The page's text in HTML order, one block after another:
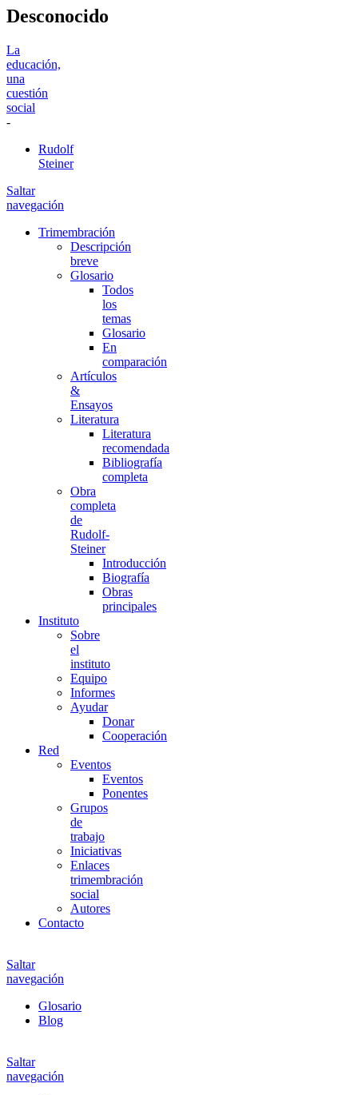
Desconocido
La
educación,
una
cuestión
social
-
Rudolf
Steiner
Saltar
navegación
Trimembración
Descripción
breve
Glosario
Todos
los
temas
Glosario
En
comparación
Artículos
&
Ensayos
Literatura
Literatura
recomendada
Bibliografía
completa
Obra
completa
de
Rudolf-
Steiner
Introducción
Biografía
Obras
principales
Instituto
Sobre
el
instituto
Equipo
Informes
Ayudar
Donar
Cooperación
Red
Eventos
Eventos
Ponentes
Grupos
de
trabajo
Iniciativas
Enlaces
trimembración
social
Autores
Contacto
Saltar
navegación
Glosario
Blog
Saltar
navegación